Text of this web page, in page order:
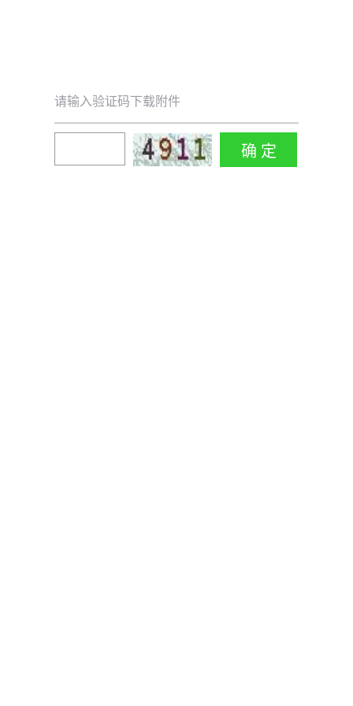
请输入验证码下载附件